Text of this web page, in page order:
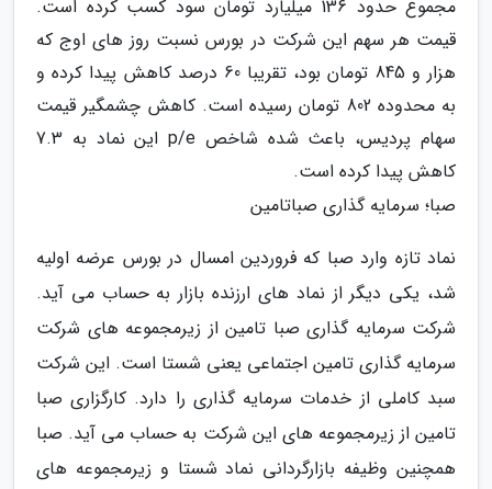
مجموع حدود 136 میلیارد تومان سود کسب کرده است.
قیمت هر سهم این شرکت در بورس نسبت روز های اوج که
هزار و 845 تومان بود، تقریبا 60 درصد کاهش پیدا کرده و
به محدوده 802 تومان رسیده است. کاهش چشمگیر قیمت
سهام پردیس، باعث شده شاخص p/e این نماد به 7.3
کاهش پیدا کرده است.
صبا؛ سرمایه گذاری صباتامین
نماد تازه وارد صبا که فروردین امسال در بورس عرضه اولیه
شد، یکی دیگر از نماد های ارزنده بازار به حساب می آید.
شرکت سرمایه گذاری صبا تامین از زیرمجموعه های شرکت
سرمایه گذاری تامین اجتماعی یعنی شستا است. این شرکت
سبد کاملی از خدمات سرمایه گذاری را دارد. کارگزاری صبا
تامین از زیرمجموعه های این شرکت به حساب می آید. صبا
همچنین وظیفه بازارگردانی نماد شستا و زیرمجموعه های